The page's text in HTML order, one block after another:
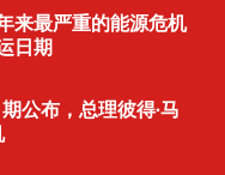
来最严重的能源危机
日期
公布，总理彼得·马